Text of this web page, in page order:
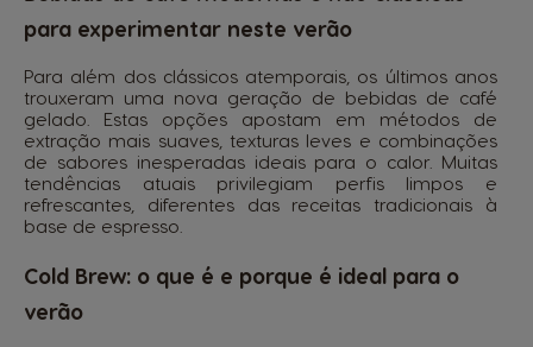
para experimentar neste verão
Para além dos clássicos atemporais, os últimos anos
trouxeram uma nova geração de bebidas de café
gelado. Estas opções apostam em métodos de
extração mais suaves, texturas leves e combinações
de sabores inesperadas ideais para o calor. Muitas
tendências atuais privilegiam perfis limpos e
refrescantes, diferentes das receitas tradicionais à
base de espresso.
Cold Brew: o que é e porque é ideal para o
verão